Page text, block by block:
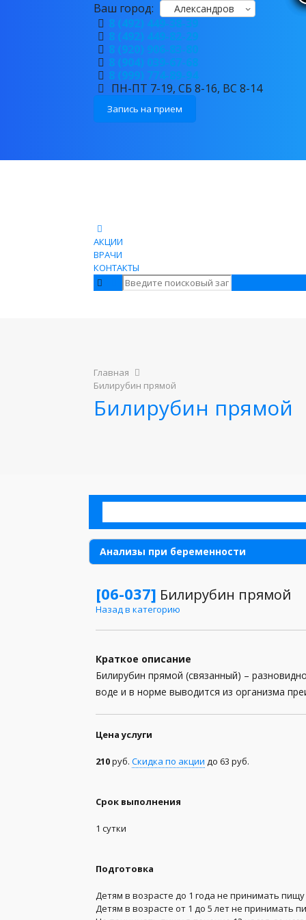
Ваш город: Александров
8 (492) 449-38-39
8 (492) 449-82-29
8 (920) 906-83-80
8 (904) 039-67-68
8 (999) 774-89-94
ПН-ПТ 7-19, СБ 8-16, ВС 8-14
Запись на прием
АКЦИИ
ВРАЧИ
КОНТАКТЫ
Главная
Билирубин прямой
Билирубин прямой
Анализы при беременности
Анализы для детей
Анализы для мужчин
Анализы кала
Анализы мочи
Генетические анализы
Гормоны
Иммунология
[06-037] Билирубин прямой
Назад в категорию
Краткое описание
Билирубин прямой (связанный) –
воде и в норме выводится из организма
Цена услуги
210руб. Скидка по акции до 63 руб.
Срок выполнения
1 сутки
Подготовка
Детям в возрасте до 1 года не принимать
Детям в возрасте от 1 до 5 лет не принимать